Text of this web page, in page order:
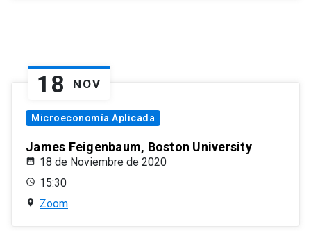
18 NOV
Microeconomía Aplicada
James Feigenbaum, Boston University
18 de Noviembre de 2020
15:30
Zoom